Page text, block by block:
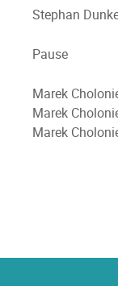
Stephan
Pause
Marek
Marek
Marek